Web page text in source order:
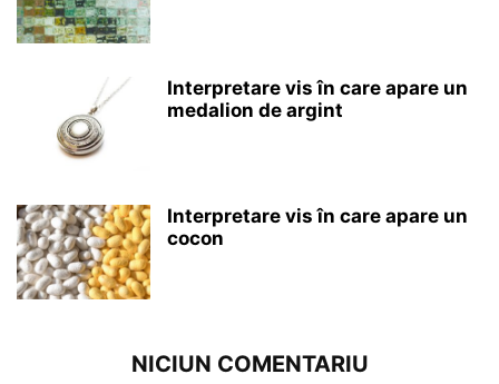
Interpretare vis în care apare un
medalion de argint
Interpretare vis în care apare un
cocon
NICIUN COMENTARIU